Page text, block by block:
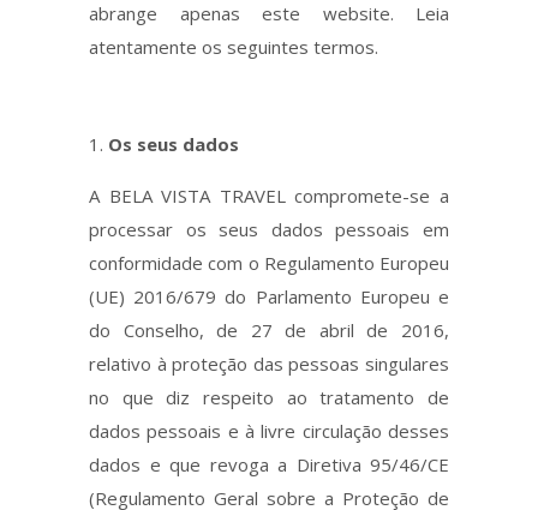
abrange apenas este website. Leia
atentamente os seguintes termos.
Os seus dados
A BELA VISTA TRAVEL compromete-se a
processar os seus dados pessoais em
conformidade com o Regulamento Europeu
(UE) 2016/679 do Parlamento Europeu e
do Conselho, de 27 de abril de 2016,
relativo à proteção das pessoas singulares
no que diz respeito ao tratamento de
dados pessoais e à livre circulação desses
dados e que revoga a Diretiva 95/46/CE
(Regulamento Geral sobre a Proteção de